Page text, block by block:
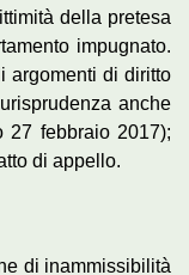
della pretesa
impugnato.
argomenti di diritto
anche
27 febbraio 2017);
di appello.
di inammissibilità